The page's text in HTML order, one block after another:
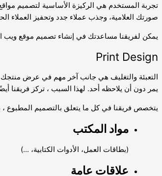
تجربة المستخدم هي الركيزة الأساسية لتصميم
صورتك العلامية، وجذب عملاء جدد وتحفيز العملاء
يمكن لفريقنا مساعدتك في إنشاء تصميم موقع ويب
Print Design
التعبئة والتغليف هي جانب آخر مهم في عرض
يمر دون أن يلاحظه أحد. لهذا السبب ، تركز فريقنا
يتخصص فريقنا في كل ما يتعلق بالتصميم المطبوع ،
مواد المكتب
(بطاقات العمل، الأدوات الكتابية، ...)
علاقات عامة